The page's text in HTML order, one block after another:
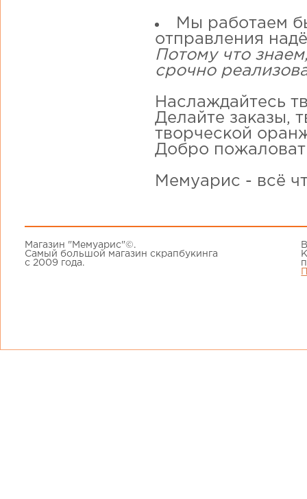
Мы работаем
отправления
Потому что
срочно
Наслаждайтесь
Делайте заказы,
творческой
Добро
Мемуарис - всё
Магазин "Мемуарис"©.
Самый большой магазин скрапбукинга
с 2009 года.